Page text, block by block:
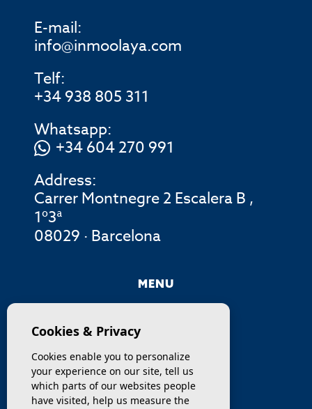
E-mail:
info@inmoolaya.com
Telf:
+34 938 805 311
Whatsapp:
+34 604 270 991
Address:
Carrer Montnegre 2 Escalera B ,
1º3ª
08029 · Barcelona
MENU
PROPERTIES
SERVICES
Cookies & Privacy
Cookies enable you to personalize
your experience on our site, tell us
which parts of our websites people
have visited, help us measure the